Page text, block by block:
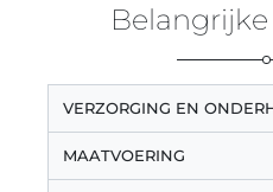
VERZORGING EN
MAATVOERING